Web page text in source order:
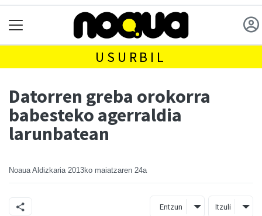
USURBIL
Datorren greba orokorra
babesteko agerraldia
larunbatean
Noaua Aldizkaria 2013ko maiatzaren 24a
Entzun Itzuli